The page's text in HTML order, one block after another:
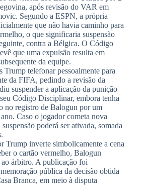
após revisão do VAR em
Segundo a ESPN, a própria
que não havia caminho para
o que significaria suspensão
contra a Bélgica. O Código
que uma expulsão resulta em
da equipe.
telefonar pessoalmente para
da FIFA, pedindo a revisão da
suspender a aplicação da punição
Código Disciplinar, embora tenha
no registro de Balogun por um
Caso o jogador cometa nova
poderá ser ativada, somada
Trump inverte simbolicamente a cena
o cartão vermelho, Balogun
árbitro. A publicação foi
pública da decisão obtida
Branca, em meio à disputa